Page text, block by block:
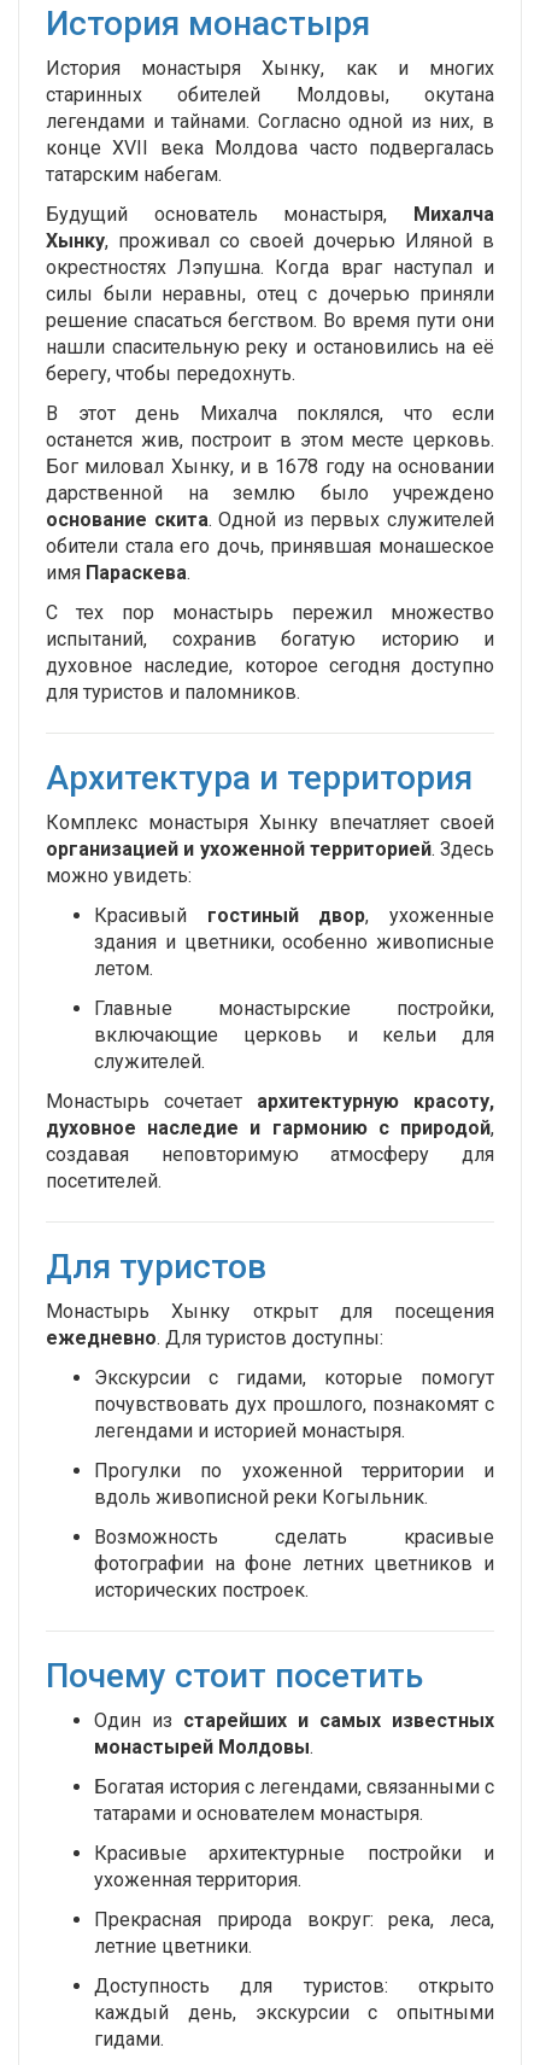
История монастыря
История монастыря Хынку, как и многих
старинных обителей Молдовы, окутана
легендами и тайнами. Согласно одной из них, в
конце XVII века Молдова часто подвергалась
татарским набегам.
Будущий основатель монастыря, Михалча
Хынку, проживал со своей дочерью Иляной в
окрестностях Лэпушна. Когда враг наступал и
силы были неравны, отец с дочерью приняли
решение спасаться бегством. Во время пути они
нашли спасительную реку и остановились на её
берегу, чтобы передохнуть.
В этот день Михалча поклялся, что если
останется жив, построит в этом месте церковь.
Бог миловал Хынку, и в 1678 году на основании
дарственной на землю было учреждено
основание скита. Одной из первых служителей
обители стала его дочь, принявшая монашеское
имя Параскева.
С тех пор монастырь пережил множество
испытаний, сохранив богатую историю и
духовное наследие, которое сегодня доступно
для туристов и паломников.
Архитектура и территория
Комплекс монастыря Хынку впечатляет своей
организацией и ухоженной территорией. Здесь
можно увидеть:
Красивый гостиный двор, ухоженные
здания и цветники, особенно живописные
летом.
Главные монастырские постройки,
включающие церковь и кельи для
служителей.
Монастырь сочетает архитектурную красоту,
духовное наследие и гармонию с природой,
создавая неповторимую атмосферу для
посетителей.
Для туристов
Монастырь Хынку открыт для посещения
ежедневно. Для туристов доступны:
Экскурсии с гидами, которые помогут
почувствовать дух прошлого, познакомят с
легендами и историей монастыря.
Прогулки по ухоженной территории и
вдоль живописной реки Когыльник.
Возможность сделать красивые
фотографии на фоне летних цветников и
исторических построек.
Почему стоит посетить
Один из старейших и самых известных
монастырей Молдовы.
Богатая история с легендами, связанными с
татарами и основателем монастыря.
Красивые архитектурные постройки и
ухоженная территория.
Прекрасная природа вокруг: река, леса,
летние цветники.
Доступность для туристов: открыто
каждый день, экскурсии с опытными
гидами.